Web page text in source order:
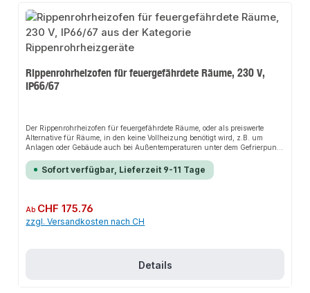
Rippenrohrheizofen für feuergefährdete Räume, 230 V,
IP66/67
Der Rippenrohrheizofen für feuergefährdete Räume, oder als preiswerte
Alternative für Räume, in den keine Vollheizung benötigt wird, z.B. um
Anlagen oder Gebäude auch bei Außentemperaturen unter dem Gefrierpunkt
230 V, universal, Regelung extern.Die Installation nicht-steckerfertiger
Geräte ist vom jeweiligen Netzbetreiber oder von einem eingetragenen
Sofort verfügbar, Lieferzeit 9-11 Tage
Regulärer Preis:
Ab CHF 175.76
zzgl. Versandkosten nach CH
Details